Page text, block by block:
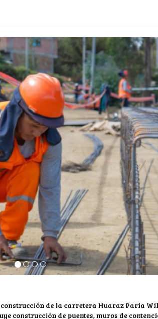
de la carretera Huaraz Paria
construcción de puentes, muros de